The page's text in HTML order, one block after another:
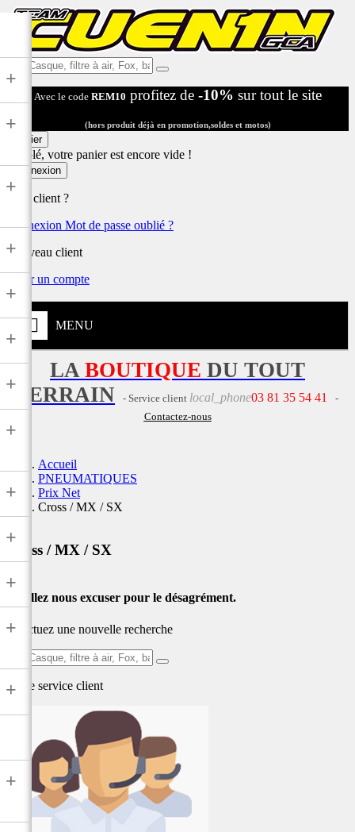
Ex:
Casque,
filtre
air,
Fox,
...
Avec le code REM10 profitez de -10% sur tout le site
(hors produit déjà en promotion,soldes et motos)
Panier
Désolé, votre panier est encore vide !
Connexion
Déjà client ?
Connexion Mot de passe oublié ?
Nouveau client
Créer un compte
MENU
+
+
+
+
+
+
+
+
+
+
+
+
+
+
LA BOUTIQUE DU TOUT
TERRAIN
- Service client local_phone03 81 35 54 41
-
Contactez-nous
Accueil
PNEUMATIQUES
Prix Net
Cross / MX / SX
Cross / MX / SX
Veuillez nous excuser pour le désagrément.
Effectuez une nouvelle recherche
Ex:
batterie
Notre service client